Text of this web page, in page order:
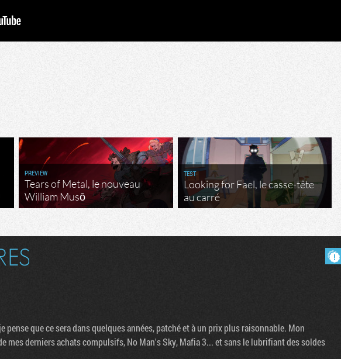
PREVIEW
Tears of Metal, le nouveau
William Musō
TEST
Looking for Fael, le casse-tête
au carré
pense que ce sera dans quelques années, patché et à un prix plus raisonnable. Mon
mes derniers achats compulsifs, No Man's Sky, Mafia 3... et sans le lubrifiant des soldes